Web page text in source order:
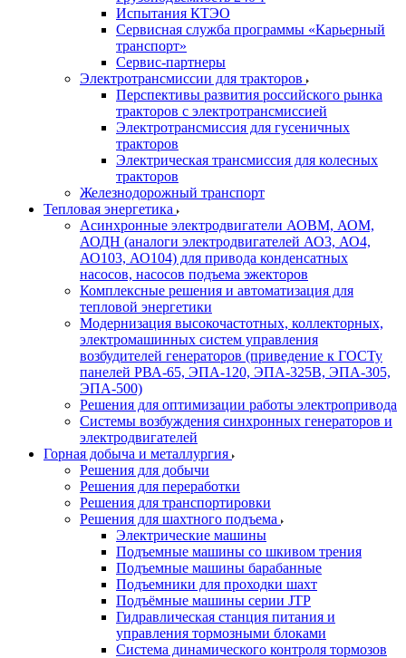
Испытания КТЭО
Сервисная служба программы «Карьерный
транспорт»
Сервис-партнеры
Электротрансмиссии для тракторов
Перспективы развития российского рынка
тракторов с электротрансмиссией
Электротрансмиссия для гусеничных
тракторов
Электрическая трансмиссия для колесных
тракторов
Железнодорожный транспорт
Тепловая энергетика
Асинхронные электродвигатели АОВМ, АОМ,
АОДН (аналоги электродвигателей АО3, АО4,
АО103, АО104) для привода конденсатных
насосов, насосов подъема эжекторов
Комплексные решения и автоматизация для
тепловой энергетики
Модернизация высокочастотных, коллекторных,
электромашинных систем управления
возбудителей генераторов (приведение к ГОСТу
панелей РВА-65, ЭПА-120, ЭПА-325В, ЭПА-305,
ЭПА-500)
Решения для оптимизации работы электропривода
Системы возбуждения синхронных генераторов и
электродвигателей
Горная добыча и металлургия
Решения для добычи
Решения для переработки
Решения для транспортировки
Решения для шахтного подъема
Электрические машины
Подъемные машины со шкивом трения
Подъемные машины барабанные
Подъемники для проходки шахт
Подъёмные машины серии JTP
Гидравлическая станция питания и
управления тормозными блоками
Система динамического контроля тормозов